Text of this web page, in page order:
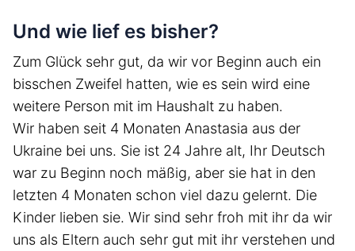
Und wie lief es bisher?
Zum Glück sehr gut, da wir vor Beginn auch ein
bisschen Zweifel hatten, wie es sein wird eine
weitere Person mit im Haushalt zu haben.
Wir haben seit 4 Monaten Anastasia aus der
Ukraine bei uns. Sie ist 24 Jahre alt, Ihr Deutsch
war zu Beginn noch mäßig, aber sie hat in den
letzten 4 Monaten schon viel dazu gelernt. Die
Kinder lieben sie. Wir sind sehr froh mit ihr da wir
uns als Eltern auch sehr gut mit ihr verstehen und